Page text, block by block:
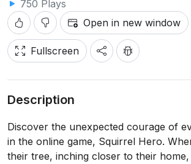
750 Plays
Open in new window
Fullscreen
Description
Discover the unexpected courage of
in the online game, Squirrel Hero.
their tree, inching closer to their